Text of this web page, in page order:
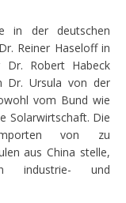
in der deutschen
Reiner Haseloff in
Dr. Robert Habeck
Dr. Ursula von der
vom Bund wie
Solarwirtschaft. Die
von zu
aus China stelle,
industrie- und